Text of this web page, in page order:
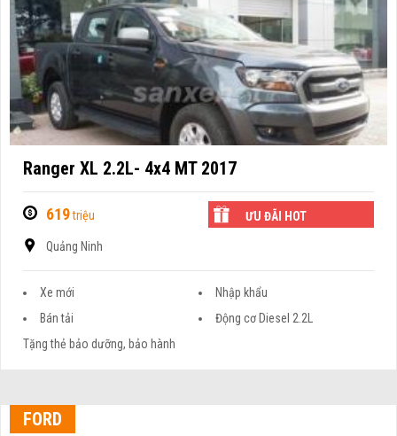
Ranger XL 2.2L- 4x4 MT 2017
619triệu ƯU ĐÃI HOT
Quảng Ninh
Xe mới
Nhập khẩu
Bán tải
Động cơ Diesel 2.2L
Tặng thẻ bảo dưỡng, bảo hành
FORD